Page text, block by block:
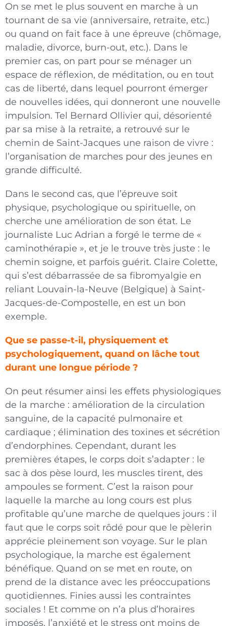
On se met le plus souvent en marche à un
tournant de sa vie (anniversaire, retraite, etc.)
ou quand on fait face à une épreuve (chômage,
maladie, divorce, burn-out, etc.). Dans le
premier cas, on part pour se ménager un
espace de réflexion, de méditation, ou en tout
cas de liberté, dans lequel pourront émerger
de nouvelles idées, qui donneront une nouvelle
impulsion. Tel Bernard Ollivier qui, désorienté
par sa mise à la retraite, a retrouvé sur le
chemin de Saint-Jacques une raison de vivre :
l’organisation de marches pour des jeunes en
grande difficulté.
Dans le second cas, que l’épreuve soit
physique, psychologique ou spirituelle, on
cherche une amélioration de son état. Le
journaliste Luc Adrian a forgé le terme de «
caminothérapie », et je le trouve très juste : le
chemin soigne, et parfois guérit. Claire Colette,
qui s’est débarrassée de sa fibromyalgie en
reliant Louvain-la-Neuve (Belgique) à Saint-
Jacques-de-Compostelle, en est un bon
exemple.
Que se passe-t-il, physiquement et
psychologiquement, quand on lâche tout
durant une longue période ?
On peut résumer ainsi les effets physiologiques
de la marche : amélioration de la circulation
sanguine, de la capacité pulmonaire et
cardiaque ; élimination des toxines et sécrétion
d’endorphines. Cependant, durant les
premières étapes, le corps doit s’adapter : le
sac à dos pèse lourd, les muscles tirent, des
ampoules se forment. C’est la raison pour
laquelle la marche au long cours est plus
profitable qu’une marche de quelques jours : il
faut que le corps soit rôdé pour que le pèlerin
apprécie pleinement son voyage. Sur le plan
psychologique, la marche est également
bénéfique. Quand on se met en route, on
prend de la distance avec les préoccupations
quotidiennes. Finies aussi les contraintes
sociales ! Et comme on n’a plus d’horaires
imposés, l’anxiété et le stress ont moins de